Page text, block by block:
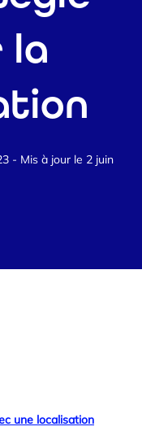
la
- Mis à jour le 2 juin
une localisation